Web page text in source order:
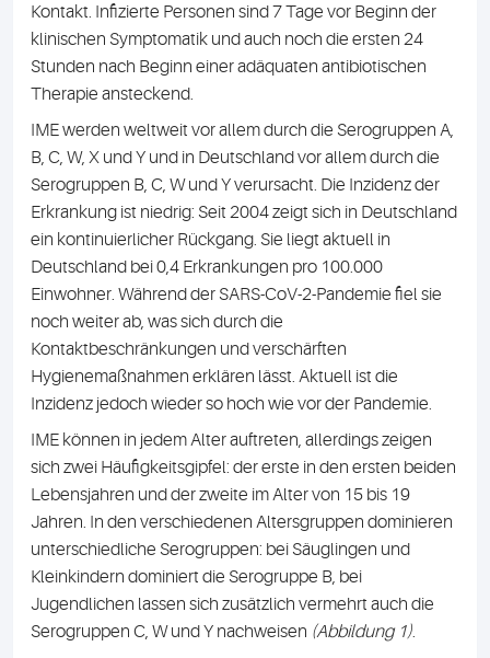
Kontakt. Infizierte Personen sind 7 Tage vor Beginn der
klinischen Symptomatik und auch noch die ersten 24
Stunden nach Beginn einer adäquaten antibiotischen
Therapie ansteckend.
IME werden weltweit vor allem durch die Serogruppen A,
B, C, W, X und Y und in Deutschland vor allem durch die
Serogruppen B, C, W und Y verursacht. Die Inzidenz der
Erkrankung ist niedrig: Seit 2004 zeigt sich in Deutschland
ein kontinuierlicher Rückgang. Sie liegt aktuell in
Deutschland bei 0,4 Erkrankungen pro 100.000
Einwohner. Während der SARS-CoV-2-Pandemie fiel sie
noch weiter ab, was sich durch die
Kontaktbeschränkungen und verschärften
Hygienemaßnahmen erklären lässt. Aktuell ist die
Inzidenz jedoch wieder so hoch wie vor der Pandemie.
IME können in jedem Alter auftreten, allerdings zeigen
sich zwei Häufigkeitsgipfel: der erste in den ersten beiden
Lebensjahren und der zweite im Alter von 15 bis 19
Jahren. In den verschiedenen Altersgruppen dominieren
unterschiedliche Serogruppen: bei Säuglingen und
Kleinkindern dominiert die Serogruppe B, bei
Jugendlichen lassen sich zusätzlich vermehrt auch die
Serogruppen C, W und Y nachweisen (Abbildung 1).